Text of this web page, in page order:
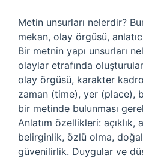
Metin unsurları nelerdir?
mekan, olay örgüsü,
Bir metnin yapı unsurları
olaylar etrafında
olay örgüsü, karakter
zaman (time), yer (place),
bir metinde bulunması
Anlatım özellikleri: açıklık,
belirginlik, özlü olma, doğal
güvenilirlik. Duygular ve